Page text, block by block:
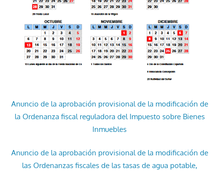
Anuncio de la aprobación provisional de la modificación de
la Ordenanza fiscal reguladora del Impuesto sobre Bienes
Inmuebles
Anuncio de la aprobación provisional de la modificación de
las Ordenanzas fiscales de las tasas de agua potable,